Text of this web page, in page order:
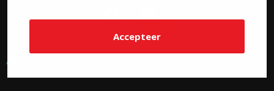
Accepteer
Algemene voorwaarden